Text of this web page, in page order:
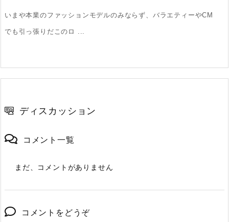
いまや本業のファッションモデルのみならず、バラエティーやCM
でも引っ張りだこのロ ...
ディスカッション
コメント一覧
まだ、コメントがありません
コメントをどうぞ